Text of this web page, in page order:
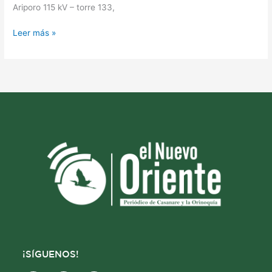
Ariporo 115 kV – torre 133,
Leer más »
¡SÍGUENOS!